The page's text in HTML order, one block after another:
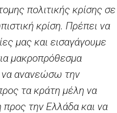
πολιτικής κρίσης σε
κρίση. Πρέπει να
μας και εισαγάγουμε
μακροπρόθεσμα
ανανεώσω την
τα κράτη μέλη να
προς την Ελλάδα και να